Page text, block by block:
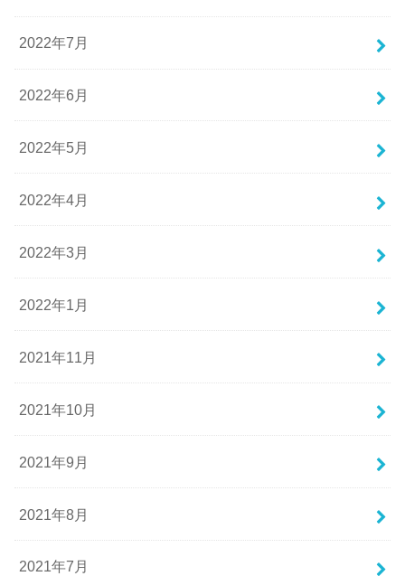
2022年7月
2022年6月
2022年5月
2022年4月
2022年3月
2022年1月
2021年11月
2021年10月
2021年9月
2021年8月
2021年7月